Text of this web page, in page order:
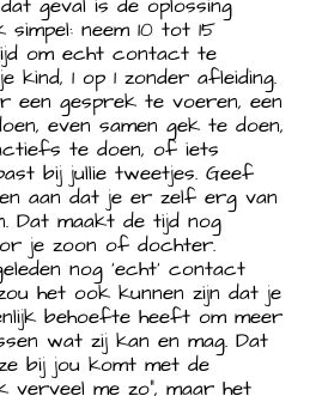
geval is de oplossing
simpel: neem 10 tot 15
om echt contact te
kind, 1 op 1 zonder afleiding.
een gesprek te voeren, een
even samen gek te doen,
te doen, of iets
bij jullie tweetjes. Geef
aan dat je er zelf erg van
Dat maakt de tijd nog
je zoon of dochter.
nog ‘echt’ contact
het ook kunnen zijn dat je
behoefte heeft om meer
wat zij kan en mag. Dat
bij jou komt met de
verveel me zo”, maar het